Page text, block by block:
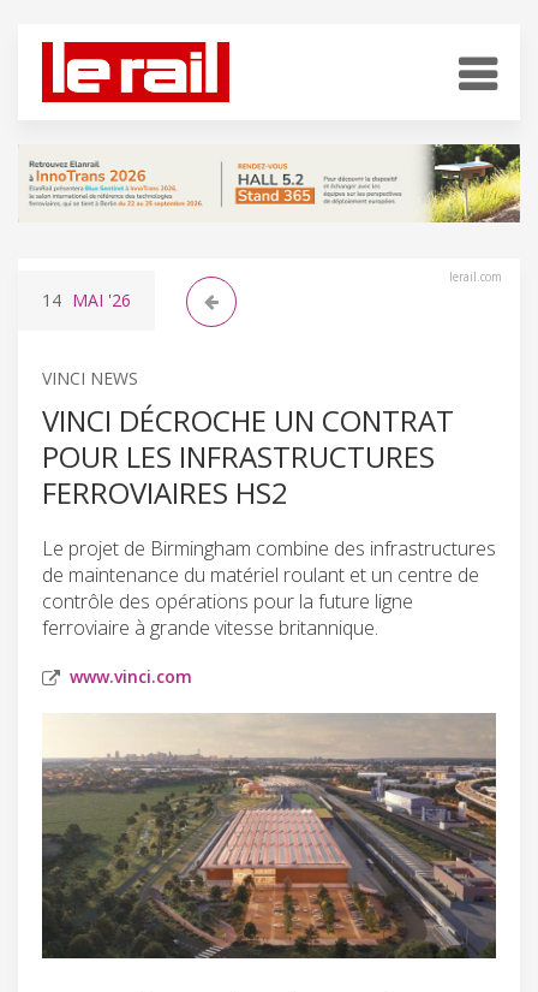
lerail.com
14 MAI '26
VINCI NEWS
VINCI DÉCROCHE UN CONTRAT
POUR LES INFRASTRUCTURES
FERROVIAIRES HS2
Le projet de Birmingham combine des infrastructures
de maintenance du matériel roulant et un centre de
contrôle des opérations pour la future ligne
ferroviaire à grande vitesse britannique.
www.vinci.com